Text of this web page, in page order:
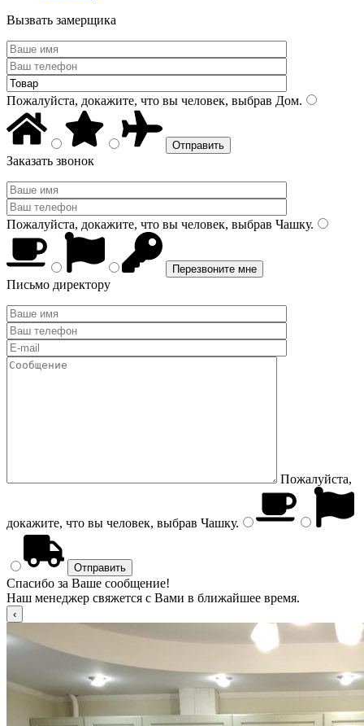
Вызвать замерщика
Пожалуйста, докажите, что вы человек, выбрав Дом.
Заказать звонок
Пожалуйста, докажите, что вы человек, выбрав Чашку.
Письмо директору
Пожалуйста,
докажите, что вы человек, выбрав Чашку.
Спасибо за Ваше сообщение!
Наш менеджер свяжется с Вами в ближайшее время.